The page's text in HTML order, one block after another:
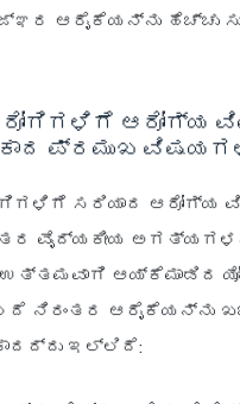
ಆರೈಕೆಯನ್ನು ಹೆಚ್ಚು
ರೋಗಿಗಳಿಗೆ ಆರೋಗ್ಯ
ಪ್ರಮುಖ
ಸರಿಯಾದ ಆರೋಗ್ಯ
ವೈದ್ಯಕೀಯ
ಆಯ್ಕೆಮಾಡಿದ
ನಿರಂತರ ಆರೈಕೆಯನ್ನು
ಇಲ್ಲಿದೆ: